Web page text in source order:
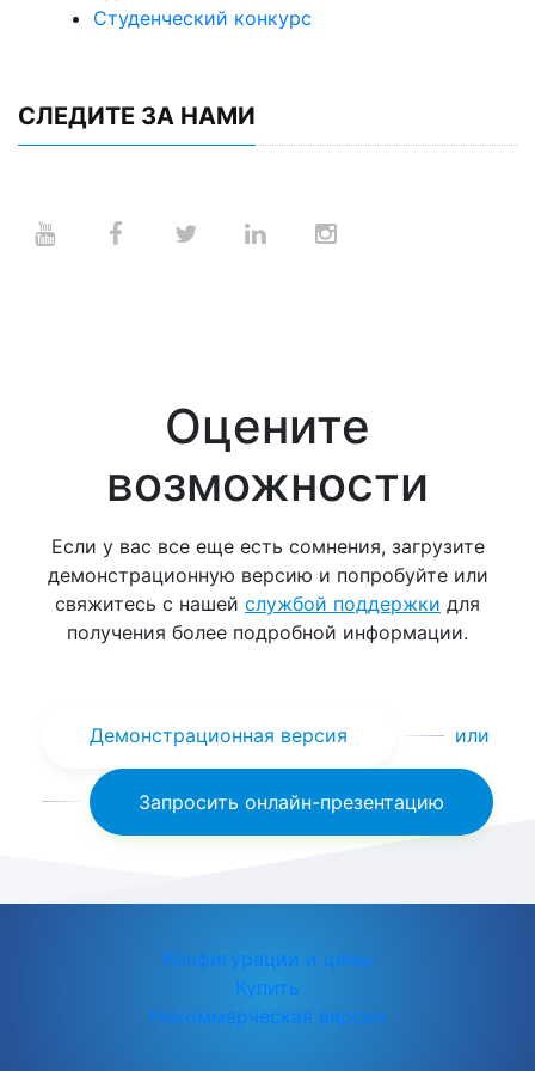
Студенческий конкурс
СЛЕДИТЕ ЗА НАМИ
Оцените
возможности
Если у вас все еще есть сомнения, загрузите
демонстрационную версию и попробуйте или
свяжитесь с нашей службой поддержки для
получения более подробной информации.
Демонстрационная версия или
Запросить онлайн-презентацию
Конфигурации и цены
Купить
Некоммерческая версия